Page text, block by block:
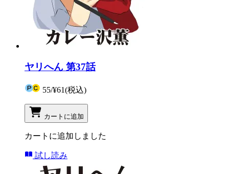
ヤリへん 第37話
55/¥61(税込)
カートに追加
カートに追加しました
試し読み